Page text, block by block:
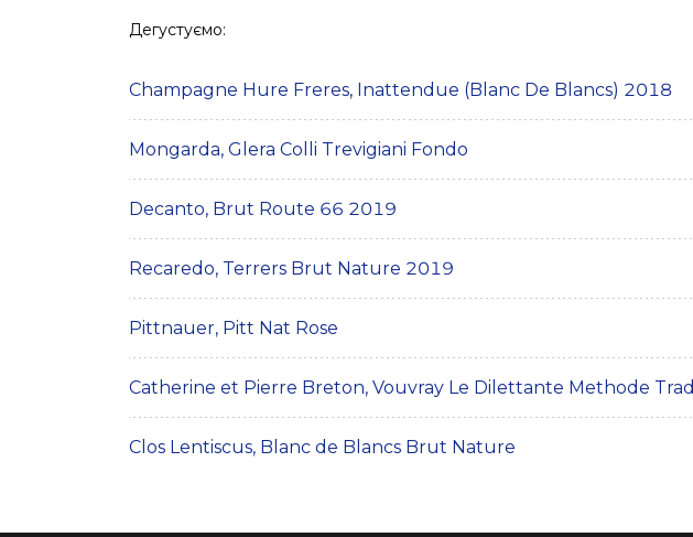
Дегустуємо:
Champagne Hure Freres, Inattendue (Blanc De Blancs) 2018
Mongarda, Glera Colli Trevigiani Fondo
Decanto, Brut Route 66 2019
Recaredo, Terrers Brut Nature 2019
Pittnauer, Pitt Nat Rose
Catherine et Pierre Breton, Vouvray Le Dilettante Methode Trad
Clos Lentiscus, Blanc de Blancs Brut Nature